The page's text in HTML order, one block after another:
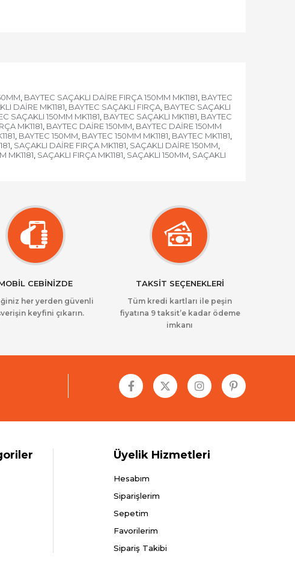
, BAYTEC SAÇAKLI DAİRE FIRÇA 150MM MK1181, BAYTEC
DAİRE MK1181, BAYTEC SAÇAKLI FIRÇA, BAYTEC SAÇAKLI
SAÇAKLI 150MM MK1181, BAYTEC SAÇAKLI MK1181, BAYTEC
MK1181, BAYTEC DAİRE 150MM, BAYTEC DAİRE 150MM
, BAYTEC 150MM, BAYTEC 150MM MK1181, BAYTEC MK1181,
, SAÇAKLI DAİRE FIRÇA MK1181, SAÇAKLI DAİRE 150MM,
MK1181, SAÇAKLI FIRÇA MK1181, SAÇAKLI 150MM, SAÇAKLI
CEBİNİZDE
her yerden güvenli
keyfini çıkarın.
TAKSİT SEÇENEKLERİ
Tüm kredi kartları ile peşin
fiyatına 9 taksit’e kadar ödeme
imkanı
Üyelik Hizmetleri
Hesabım
Siparişlerim
Sepetim
Favorilerim
Sipariş Takibi